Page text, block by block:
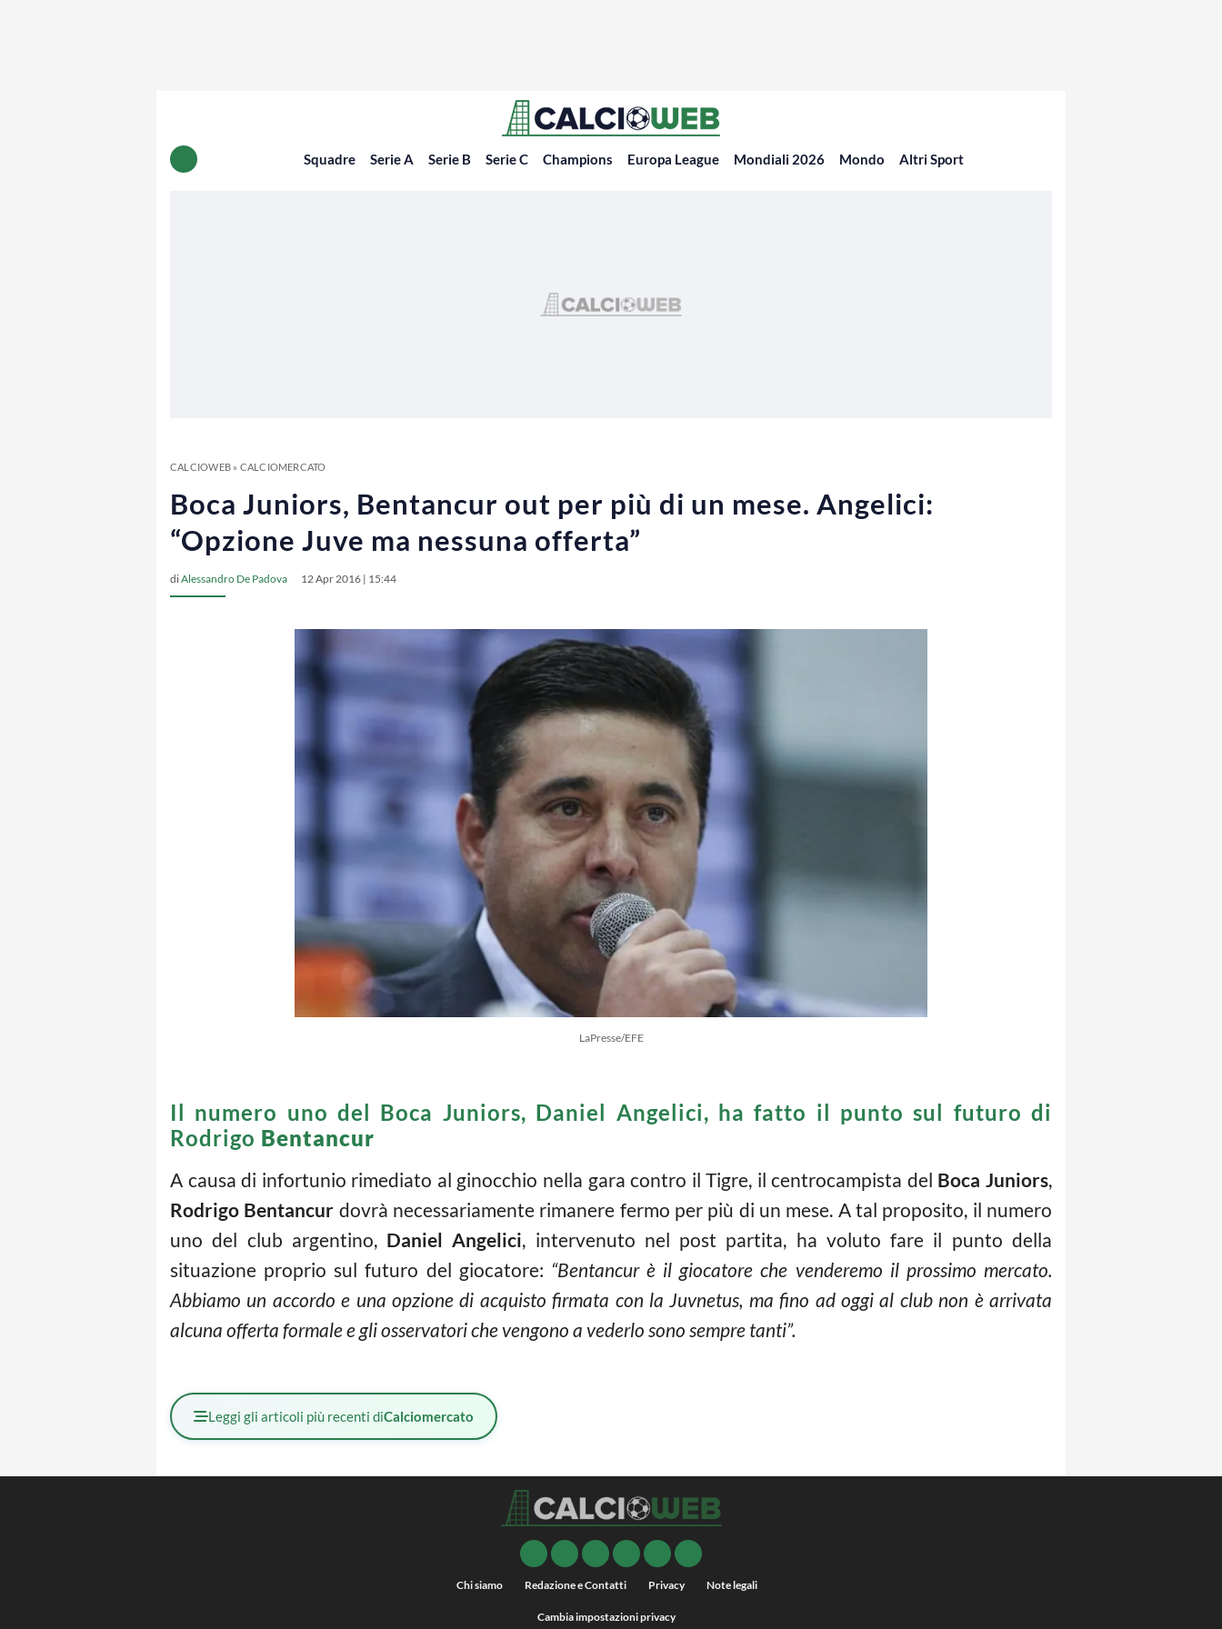
Squadre Serie A Serie B Serie C Champions Europa League Mondiali 2026 Mondo Altri Sport
CALCIOWEB» CALCIOMERCATO
Boca Juniors, Bentancur out per più di un mese. Angelici:
“Opzione Juve ma nessuna offerta”
diAlessandro De Padova 12 Apr 2016 | 15:44
LaPresse/EFE
Il numero uno del Boca Juniors, Daniel Angelici, ha fatto il punto sul futuro di
Rodrigo Bentancur
A causa di infortunio rimediato al ginocchio nella gara contro il Tigre, il centrocampista del Boca Juniors,
Rodrigo Bentancur dovrà necessariamente rimanere fermo per più di un mese. A tal proposito, il numero
uno del club argentino, Daniel Angelici, intervenuto nel post partita, ha voluto fare il punto della
situazione proprio sul futuro del giocatore: “Bentancur è il giocatore che venderemo il prossimo mercato.
Abbiamo un accordo e una opzione di acquisto firmata con la Juvnetus, ma fino ad oggi al club non è arrivata
alcuna offerta formale e gli osservatori che vengono a vederlo sono sempre tanti”.
Leggi gli articoli più recenti diCalciomercato
Chi siamo Redazione e Contatti Privacy Note legali
Cambia impostazioni privacy